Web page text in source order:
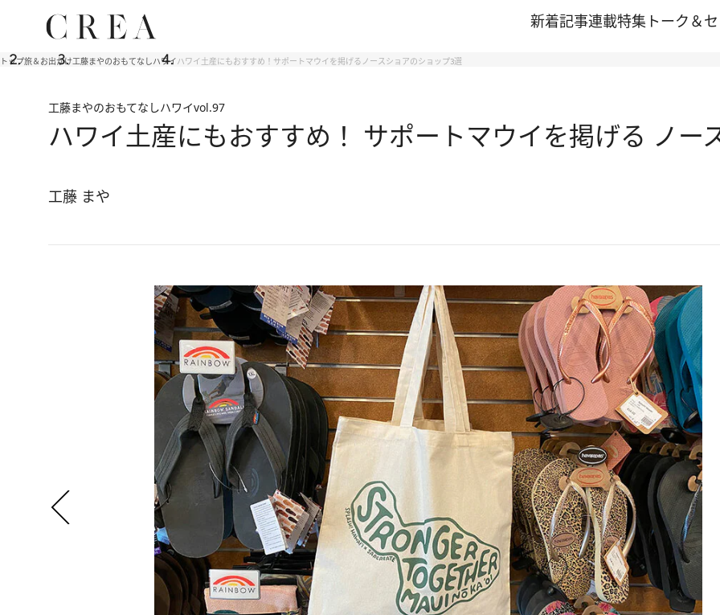
新着記事連載特集 トーク＆
トップ旅＆お出かけ工藤まやのおもてなしハワイハワイ土産にもおすすめ！サポートマウイを掲げるノースショアのショップ3選
工藤まやのおもてなしハワイvol.97
ハワイ土産にもおすすめ！ サポートマウイを掲げる ノー
工藤 まや